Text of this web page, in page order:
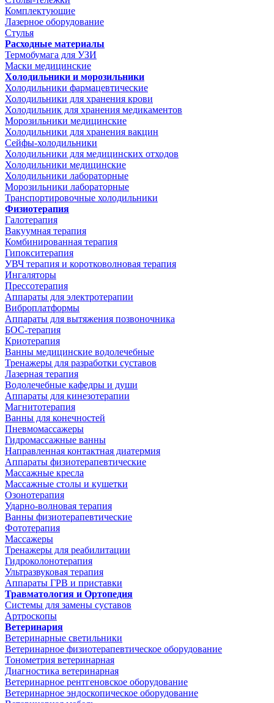
Комплектующие
Лазерное оборудование
Стулья
Расходные материалы
Термобумага для УЗИ
Маски медицинские
Холодильники и морозильники
Холодильники фармацевтические
Холодильники для хранения крови
Холодильник для хранения медикаментов
Морозильники медицинские
Холодильники для хранения вакцин
Сейфы-холодильники
Холодильники для медицинских отходов
Холодильники медицинские
Холодильники лабораторные
Морозильники лабораторные
Транспортировочные холодильники
Физиотерапия
Галотерапия
Вакуумная терапия
Комбинированная терапия
Гипокситерапия
УВЧ терапия и коротковолновая терапия
Ингаляторы
Прессотерапия
Аппараты для электротерапии
Виброплатформы
Аппараты для вытяжения позвоночника
БОС-терапия
Криотерапия
Ванны медицинские водолечебные
Тренажеры для разработки суставов
Лазерная терапия
Водолечебные кафедры и души
Аппараты для кинезотерапии
Магнитотерапия
Ванны для конечностей
Пневмомассажеры
Гидромассажные ванны
Направленная контактная диатермия
Аппараты физиотерапевтические
Массажные кресла
Массажные столы и кушетки
Озонотерапия
Ударно-волновая терапия
Ванны физиотерапевтические
Фототерапия
Массажеры
Тренажеры для реабилитации
Гидроколонотерапия
Ультразвуковая терапия
Аппараты ГРВ и приставки
Травматология и Ортопедия
Системы для замены суставов
Артроскопы
Ветеринария
Ветеринарные светильники
Ветеринарное физиотерапевтическое оборудование
Тонометрия ветеринарная
Диагностика ветеринарная
Ветеринарное рентгеновское оборудование
Ветеринарное эндоскопическое оборудование